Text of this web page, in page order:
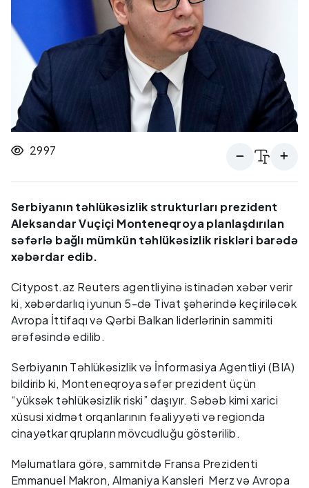
2997
Serbiyanın təhlükəsizlik strukturları prezident
Aleksandar Vuçiçi Monteneqroya planlaşdırılan
səfərlə bağlı mümkün təhlükəsizlik riskləri barədə
xəbərdar edib.
Citypost.az Reuters agentliyinə istinadən xəbər verir
ki, xəbərdarlıq iyunun 5-də Tivat şəhərində keçiriləcək
Avropa İttifaqı və Qərbi Balkan liderlərinin sammiti
ərəfəsində edilib.
Serbiyanın Təhlükəsizlik və İnformasiya Agentliyi (BIA)
bildirib ki, Monteneqroya səfər prezident üçün
“yüksək təhlükəsizlik riski” daşıyır. Səbəb kimi xarici
xüsusi xidmət orqanlarının fəaliyyəti və regionda
cinayətkar qrupların mövcudluğu göstərilib.
Məlumatlara görə, sammitdə Fransa Prezidenti
Emmanuel Makron, Almaniya Kansleri Merz və Avropa